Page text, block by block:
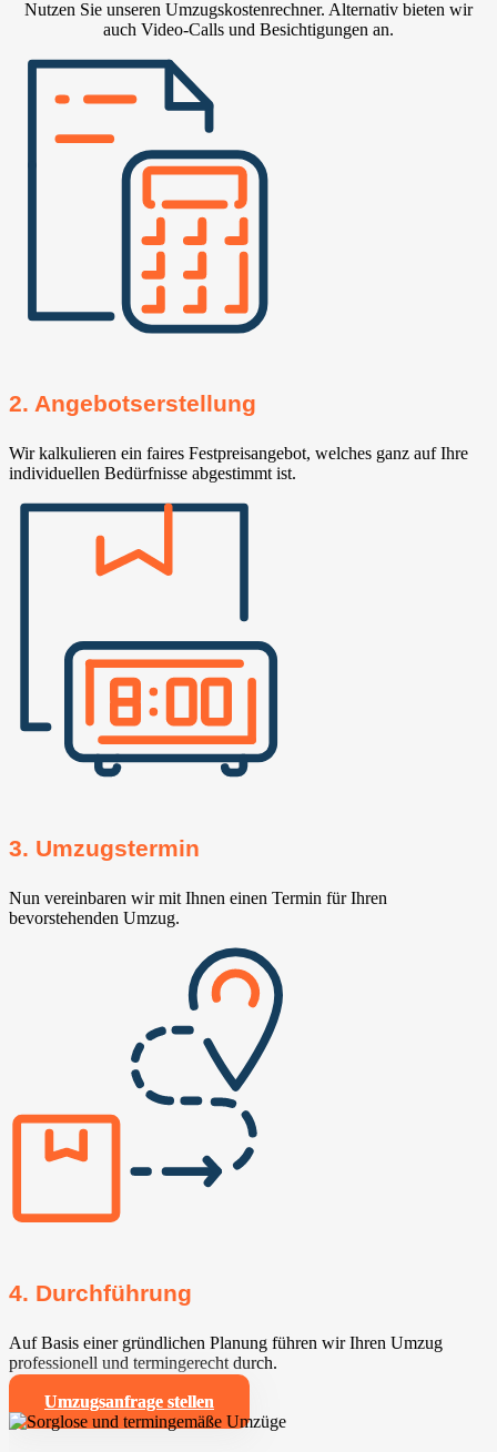
Nutzen Sie unseren Umzugskostenrechner. Alternativ bieten wir
auch Video-Calls und Besichtigungen an.
2. Angebotserstellung
Wir kalkulieren ein faires Festpreisangebot, welches ganz auf Ihre
individuellen Bedürfnisse abgestimmt ist.
3. Umzugstermin
Nun vereinbaren wir mit Ihnen einen Termin für Ihren
bevorstehenden Umzug.
4. Durchführung
Auf Basis einer gründlichen Planung führen wir Ihren Umzug
professionell und termingerecht durch.
Umzugsanfrage stellen